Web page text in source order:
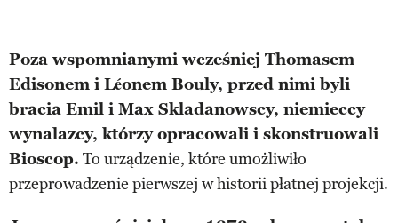
Poza wspomnianymi wcześniej Thomasem
Edisonem i Léonem Bouly, przed nimi byli
bracia Emil i Max Skladanowscy, niemieccy
wynalazcy, którzy opracowali i skonstruowali
Bioscop. To urządzenie, które umożliwiło
przeprowadzenie pierwszej w historii płatnej projekcji.